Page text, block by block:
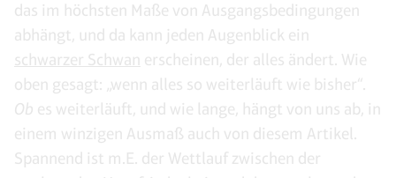
das im höchsten Maße von Ausgangsbedingungen
abhängt, und da kann jeden Augenblick ein
schwarzer Schwan erscheinen, der alles ändert. Wie
oben gesagt: „wenn alles so weiterläuft wie bisher“.
Ob es weiterläuft, und wie lange, hängt von uns ab, in
einem winzigen Ausmaß auch von diesem Artikel.
Spannend ist m.E. der Wettlauf zwischen der